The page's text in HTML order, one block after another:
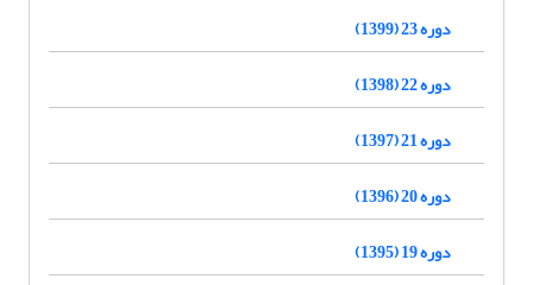
دوره 23 (1399)
دوره 22 (1398)
دوره 21 (1397)
دوره 20 (1396)
دوره 19 (1395)